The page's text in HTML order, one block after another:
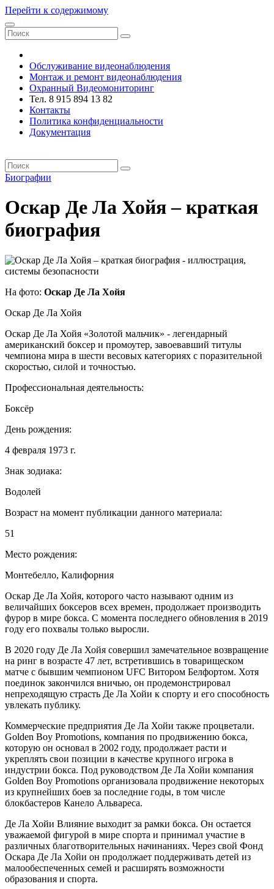
Перейти к содержимому
Обслуживание видеонаблюдения
Монтаж и ремонт видеонаблюдения
Охранный Видеомониторинг
Тел. 8 915 894 13 82
Контакты
Политика конфиденциальности
Документация
Биографии
Оскар Де Ла Хойя – краткая
биография
На фото: Оскар Де Ла Хойя
Оскар Де Ла Хойя
Оскар Де Ла Хойя «Золотой мальчик» - легендарный
американский боксер и промоутер, завоевавший титулы
чемпиона мира в шести весовых категориях с поразительной
скоростью, силой и точностью.
Профессиональная деятельность:
Боксёр
День рождения:
4 февраля 1973 г.
Знак зодиака:
Водолей
Возраст на момент публикации данного материала:
51
Место рождения:
Монтебелло, Калифорния
Оскар Де Ла Хойя, которого часто называют одним из
величайших боксеров всех времен, продолжает производить
фурор в мире бокса. С момента последнего обновления в 2019
году его похвалы только выросли.
В 2020 году Де Ла Хойя совершил замечательное возвращение
на ринг в возрасте 47 лет, встретившись в товарищеском
матче с бывшим чемпионом UFC Витором Белфортом. Хотя
поединок закончился вничью, он продемонстрировал
непреходящую страсть Де Ла Хойи к спорту и его способность
увлекать публику.
Коммерческие предприятия Де Ла Хойи также процветали.
Golden Boy Promotions, компания по продвижению бокса,
которую он основал в 2002 году, продолжает расти и
укреплять свои позиции в качестве крупного игрока в
индустрии бокса. Под руководством Де Ла Хойи компания
Golden Boy Promotions организовала продвижение некоторых
из крупнейших боев за последние годы, в том числе
блокбастеров Канело Альвареса.
Де Ла Хойи Влияние выходит за рамки бокса. Он остается
уважаемой фигурой в мире спорта и принимал участие в
различных благотворительных начинаниях. Через свой Фонд
Оскара Де Ла Хойи он продолжает поддерживать детей из
малообеспеченных семей и расширять возможности
образования и спорта.